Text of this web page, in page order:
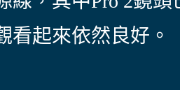
看起來依然良好。